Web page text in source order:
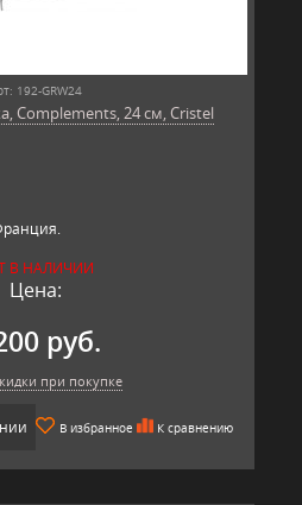
192-GRW24
Complements, 24 см, Cristel
В НАЛИЧИИ
Цена:
руб.
при покупке
В избранное К сравнению